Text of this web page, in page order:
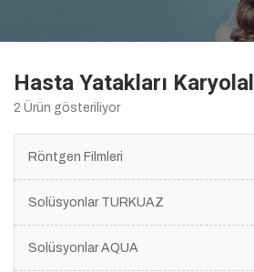
Hasta Yatakları
2 Ürün gösteriliyor
Röntgen Filmleri
Solüsyonlar TURKUAZ
Solüsyonlar AQUA